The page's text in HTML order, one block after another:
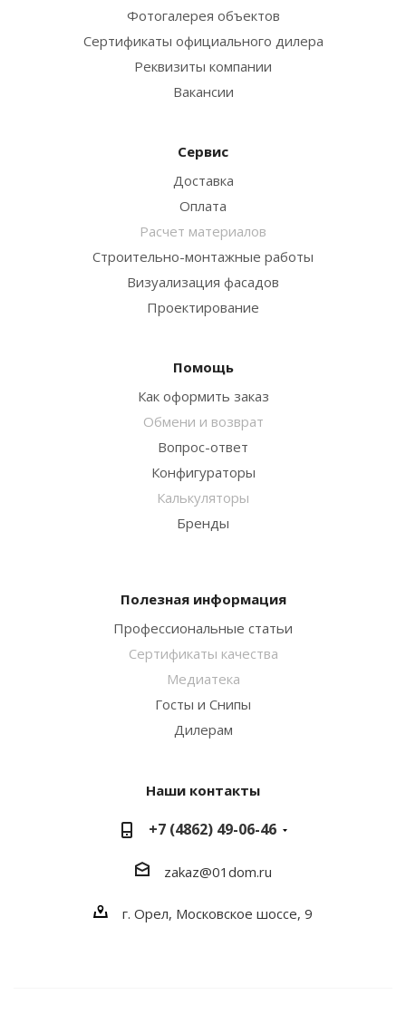
Фотогалерея объектов
Сертификаты официального дилера
Реквизиты компании
Вакансии
Сервис
Доставка
Оплата
Расчет материалов
Строительно-монтажные работы
Визуализация фасадов
Проектирование
Помощь
Как оформить заказ
Обмени и возврат
Вопрос-ответ
Конфигураторы
Калькуляторы
Бренды
Полезная информация
Профессиональные статьи
Сертификаты качества
Медиатека
Госты и Снипы
Дилерам
Наши контакты
+7 (4862) 49-06-46
zakaz@01dom.ru
г. Орел, Московское шоссе, 9